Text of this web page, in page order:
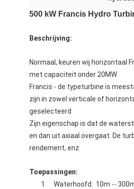
500 kW Francis Hydro
Beschrijving:
Normaal, keuren wij horizontaal
met capaciteit onder 20MW.
Francis - de typeturbine is
zijn in zowel verticale of
geselecteerd.
Zijn eigenschap is dat de
en dan uit axiaal overgaat. De
rendement, enz.
Toepassingen:
1. Waterhoofd: 10m --